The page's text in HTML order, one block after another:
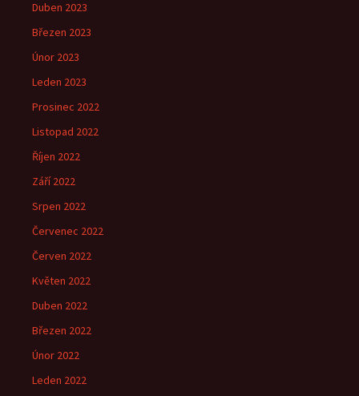
Duben 2023
Březen 2023
Únor 2023
Leden 2023
Prosinec 2022
Listopad 2022
Říjen 2022
Září 2022
Srpen 2022
Červenec 2022
Červen 2022
Květen 2022
Duben 2022
Březen 2022
Únor 2022
Leden 2022